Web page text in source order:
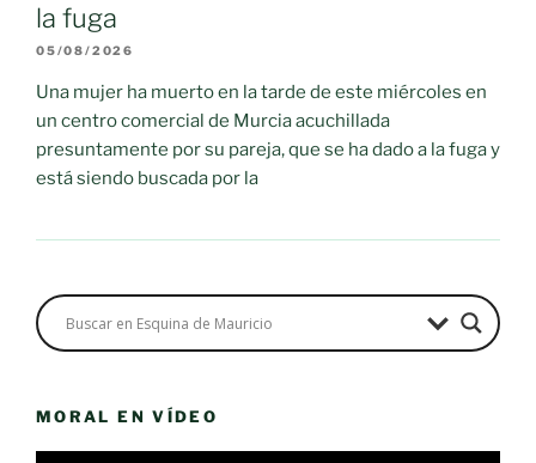
la fuga
05/08/2026
Una mujer ha muerto en la tarde de este miércoles en
un centro comercial de Murcia acuchillada
presuntamente por su pareja, que se ha dado a la fuga y
está siendo buscada por la
MORAL EN VÍDEO